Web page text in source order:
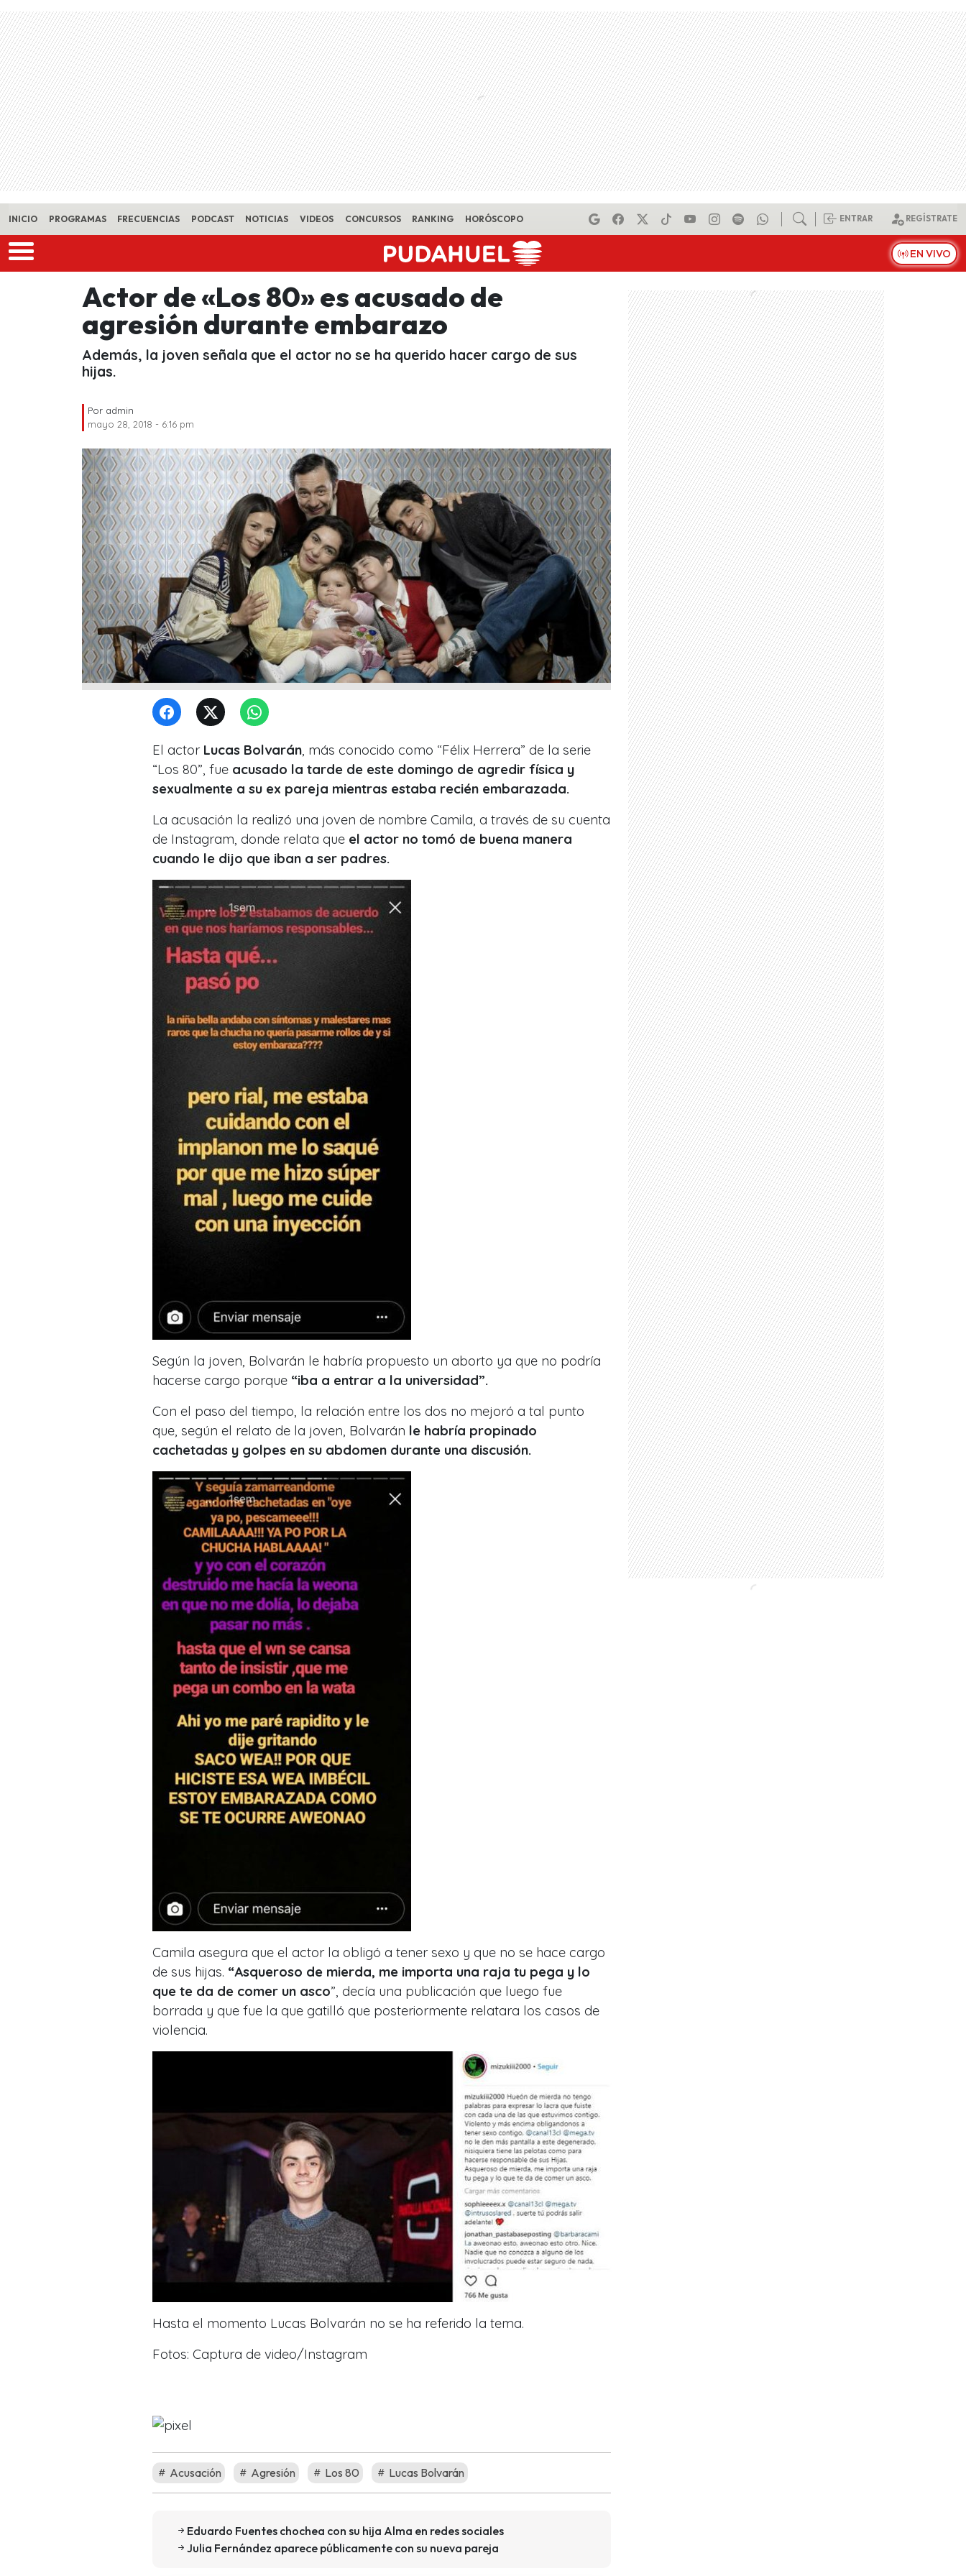
Skip to main content
INICIO PROGRAMAS FRECUENCIAS PODCAST NOTICIAS VIDEOS CONCURSOS RANKING HORÓSCOPO ENTRAR REGÍSTRATE
EN VIVO
Actor de «Los 80» es acusado de
agresión durante embarazo
Además, la joven señala que el actor no se ha querido hacer cargo de sus
hijas.
Por admin
mayo 28, 2018 - 6:16 pm
El actor Lucas Bolvarán, más conocido como “Félix Herrera” de la serie
“Los 80”, fue acusado la tarde de este domingo de agredir física y
sexualmente a su ex pareja mientras estaba recién embarazada.
La acusación la realizó una joven de nombre Camila, a través de su cuenta
de Instagram, donde relata que el actor no tomó de buena manera
cuando le dijo que iban a ser padres.
Según la joven, Bolvarán le habría propuesto un aborto ya que no podría
hacerse cargo porque “iba a entrar a la universidad”.
Con el paso del tiempo, la relación entre los dos no mejoró a tal punto
que, según el relato de la joven, Bolvarán le habría propinado
cachetadas y golpes en su abdomen durante una discusión.
Camila asegura que el actor la obligó a tener sexo y que no se hace cargo
de sus hijas. “Asqueroso de mierda, me importa una raja tu pega y lo
que te da de comer un asco”, decía una publicación que luego fue
borrada y que fue la que gatilló que posteriormente relatara los casos de
violencia.
Hasta el momento Lucas Bolvarán no se ha referido la tema.
Fotos: Captura de video/Instagram
Acusación Agresión Los 80 Lucas Bolvarán
Eduardo Fuentes chochea con su hija Alma en redes sociales
Julia Fernández aparece públicamente con su nueva pareja